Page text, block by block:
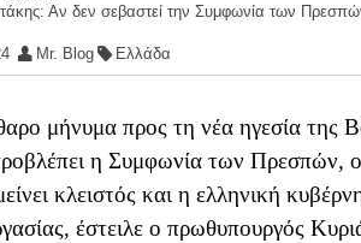
Αν δεν σεβαστεί την Συμφωνία των
Mr. Blog Ελλάδα
μήνυμα προς τη νέα ηγεσία της
η Συμφωνία των Πρεσπών,
κλειστός και η ελληνική
έστειλε ο πρωθυπουργός